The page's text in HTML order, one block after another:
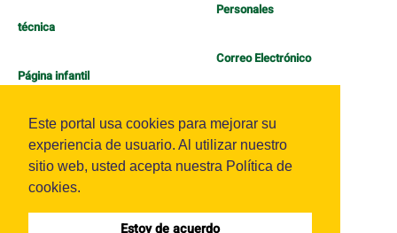
Este portal usa cookies para mejorar su
experiencia de usuario. Al utilizar nuestro
sitio web, usted acepta nuestra Política de
cookies.
Estoy de acuerdo
técnica
Página infantil
Personales
Correo Electrónico